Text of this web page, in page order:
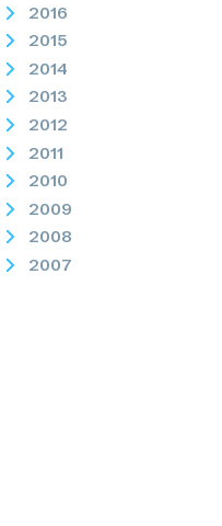
2016
2015
2014
2013
2012
2011
2010
2009
2008
2007